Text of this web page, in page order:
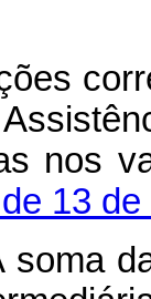
nos
13
soma